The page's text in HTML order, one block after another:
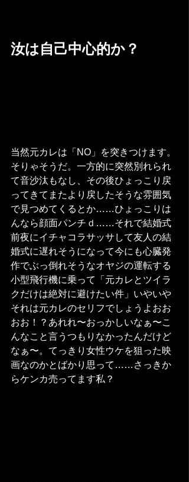
汝は自己中心的か？
当然元カレは「NO」を突きつけます。
そりゃそうだ。一方的に突然別れられ
て音沙汰もなし、その後ひょっこり戻
ってきてまたより戻したそうな雰囲気
で見つめてくるとか……ひょっこりは
んなら顔面パンチｄ……それで結婚式
前夜にイチャコラサッサして友人の結
婚式に遅れそうになって今にも心臓発
作でぶっ倒れそうなオヤジの運転する
小型飛行機に乗って「元カレとツイラ
クだけは絶対に避けたい件」いやいや
それは元カレのセリフでしょうよおお
おお！？あれれ〜おっかしいなぁ〜こ
んなこと言うつもりなかったんだけど
なぁ〜。てっきり女性ウケを狙った映
画なのかとばかり思って……さっきか
らケンカ売ってます私？